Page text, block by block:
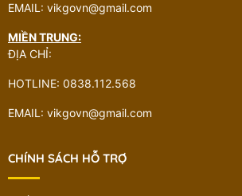
EMAIL: vikgovn@gmail.com
MIỀN TRUNG:
ĐỊA CHỈ:
HOTLINE: 0838.112.568
EMAIL: vikgovn@gmail.com
CHÍNH SÁCH HỖ TRỢ